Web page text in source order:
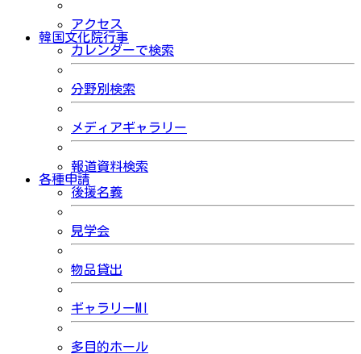
アクセス
韓国文化院行事
カレンダーで検索
分野別検索
メディアギャラリー
報道資料検索
各種申請
後援名義
見学会
物品貸出
ギャラリーMI
多目的ホール